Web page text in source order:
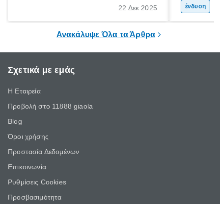
δυστυχώς τα αποτελέσματα στα ρούχα ή
στο πλυντήριο; Μην το κάνεις!
22 Δεκ 2025
που
ένδυση
Ανακάλυψε Όλα τα Άρθρα
Σχετικά με εμάς
Η Εταιρεία
Προβολή στο 11888 giaola
Blog
Όροι χρήσης
Προστασία Δεδομένων
Επικοινωνία
Ρυθμίσεις Cookies
Προσβασιμότητα